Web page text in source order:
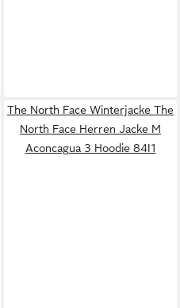
The North Face Winterjacke The
North Face Herren Jacke M
Aconcagua 3 Hoodie 84I1